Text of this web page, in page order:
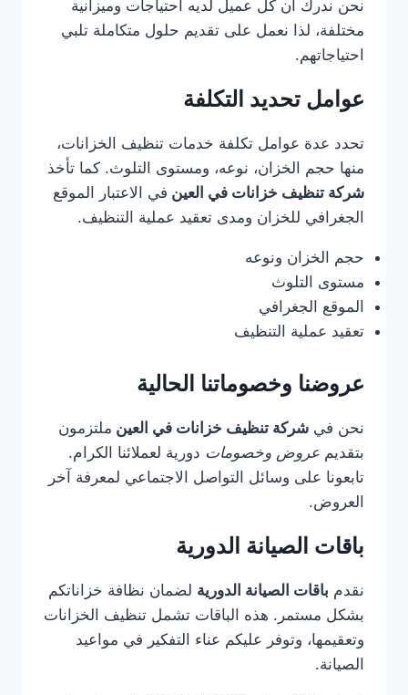
نحن ندرك أن كل عميل لديه احتياجات وميزانية
مختلفة، لذا نعمل على تقديم حلول متكاملة تلبي
احتياجاتهم.
عوامل تحديد التكلفة
تحدد عدة عوامل تكلفة خدمات تنظيف الخزانات،
منها حجم الخزان، نوعه، ومستوى التلوث. كما تأخذ
شركة تنظيف خزانات في العين في الاعتبار الموقع
الجغرافي للخزان ومدى تعقيد عملية التنظيف.
حجم الخزان ونوعه
مستوى التلوث
الموقع الجغرافي
تعقيد عملية التنظيف
عروضنا وخصوماتنا الحالية
نحن في شركة تنظيف خزانات في العين ملتزمون
بتقديم عروض وخصومات دورية لعملائنا الكرام.
تابعونا على وسائل التواصل الاجتماعي لمعرفة آخر
العروض.
باقات الصيانة الدورية
نقدم باقات الصيانة الدورية لضمان نظافة خزاناتكم
بشكل مستمر. هذه الباقات تشمل تنظيف الخزانات
وتعقيمها، وتوفر عليكم عناء التفكير في مواعيد
الصيانة.